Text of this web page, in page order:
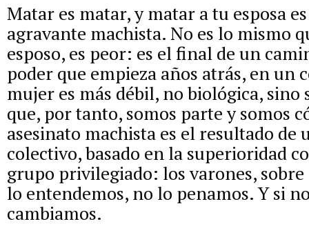
Matar es matar, y matar a tu esposa
agravante machista. No es lo mismo
esposo, es peor: es el final de un
poder que empieza años atrás, en un
mujer es más débil, no biológica, sino
que, por tanto, somos parte y somos
asesinato machista es el resultado de
colectivo, basado en la superioridad
grupo privilegiado: los varones,
lo entendemos, no lo penamos. Y si
cambiamos.